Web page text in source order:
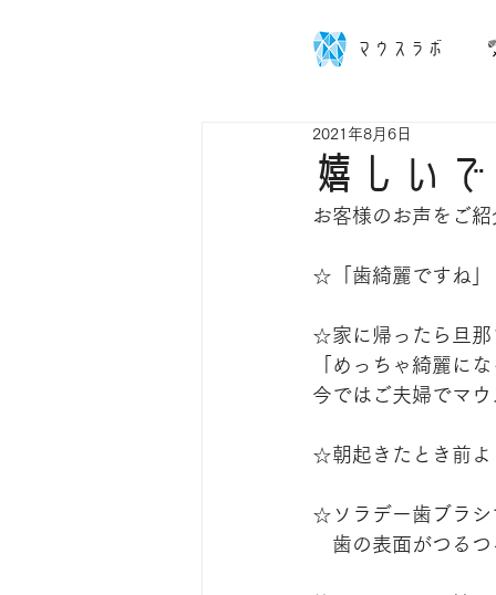
マウスラボ
嬉しい
2021年8月6日
お客様のお声をご
☆「歯綺麗ですね」
☆家に帰ったら旦那
「めっちゃ綺麗に
今ではご夫婦でマ
☆朝起きたとき前よ
☆ソラデー歯ブラシ
歯の表面がつるつ